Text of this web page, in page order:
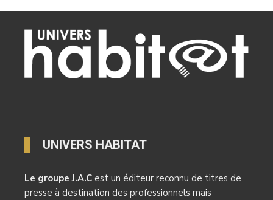
UNIVERS HABITAT
Le groupe J.A.C est un éditeur reconnu de titres de
presse à destination des professionnels mais